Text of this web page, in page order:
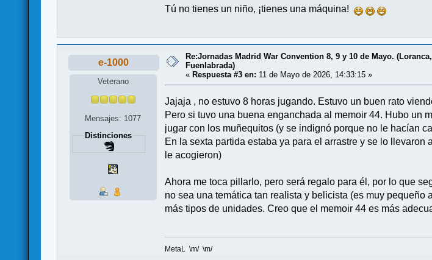
Tú no tienes un niño, ¡tienes una máquina!
e-1000
Veterano
Mensajes: 1077
Distinciones
Re:Jornadas Madrid War Convention 8, 9 y 10 de Mayo. (Loranca,
Fuenlabrada)
«Respuesta #3 en: 11 de Mayo de 2026, 14:33:15 »
Jajaja , no estuvo 8 horas jugando. Estuvo un buen rato
Pero si tuvo una buena enganchada al memoir 44. Hubo un
jugar con los muñequitos (y se indignó porque no le hacían
En la sexta partida estaba ya para el arrastre y se lo
le acogieron)
Ahora me toca pillarlo, pero será regalo para él, por lo que
no sea una temática tan realista y belicista (es muy
más tipos de unidades. Creo que el memoir 44 es más
MetaL \m/ \m/